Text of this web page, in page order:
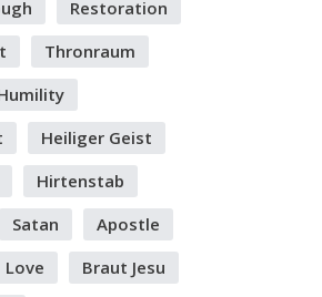
Restoration
Thronraum
Heiliger Geist
Hirtenstab
Satan
Apostle
Love
Braut Jesu